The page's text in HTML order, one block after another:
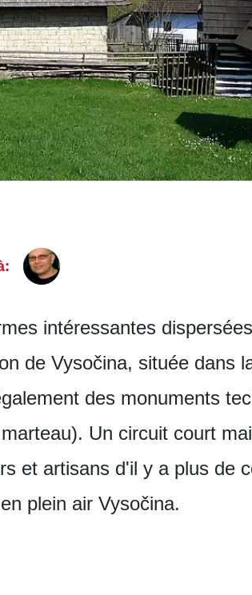
intéressantes
de Vysočina, située dans
des monuments
Un circuit court
et artisans d'il y a plus de
plein air Vysočina.